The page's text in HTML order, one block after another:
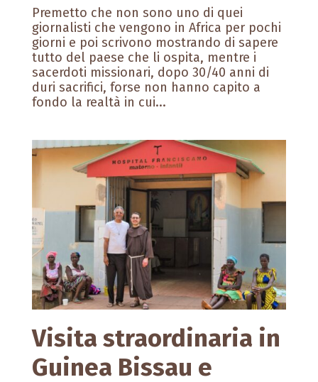
Premetto che non sono uno di quei
giornalisti che vengono in Africa per pochi
giorni e poi scrivono mostrando di sapere
tutto del paese che li ospita, mentre i
sacerdoti missionari, dopo 30/40 anni di
duri sacrifici, forse non hanno capito a
fondo la realtà in cui...
Visita straordinaria in
Guinea Bissau e